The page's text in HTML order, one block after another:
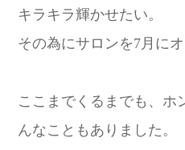
キラキラ輝かせたい。
その為にサロンを7月にオ
ここまでくるまでも、ホ
んなこともありました。